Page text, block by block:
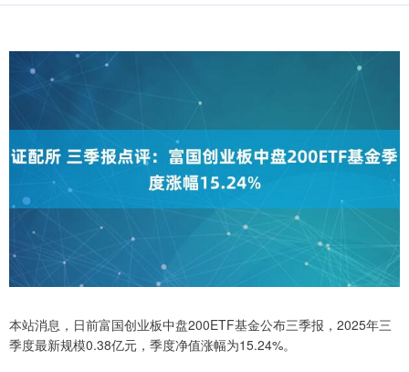
本站消息，日前富国创业板中盘200ETF基金公布三季报，2025年三
季度最新规模0.38亿元，季度净值涨幅为15.24%。